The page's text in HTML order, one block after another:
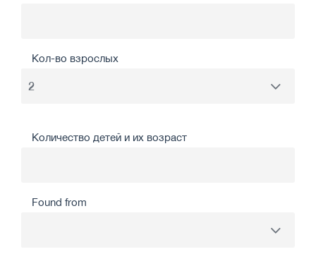
Кол-во взрослых
Количество детей и их возраст
Found from